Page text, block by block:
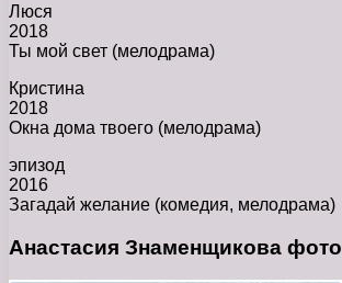
Люся
2018
Ты мой свет (мелодрама)
Кристина
2018
Окна дома твоего (мелодрама)
эпизод
2016
Загадай желание (комедия, мелодрама)
Анастасия Знаменщикова фото